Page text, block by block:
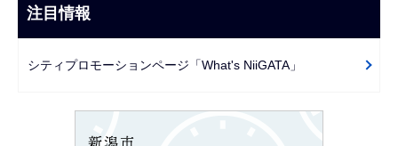
ま
で
ビ
ー
注目情報
シティプロモーションページ「What's NiiGATA」